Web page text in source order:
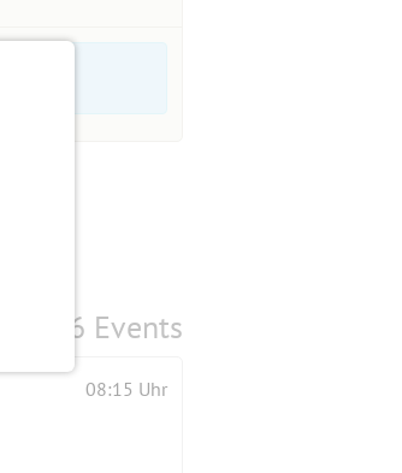
6 Events
08:15 Uhr